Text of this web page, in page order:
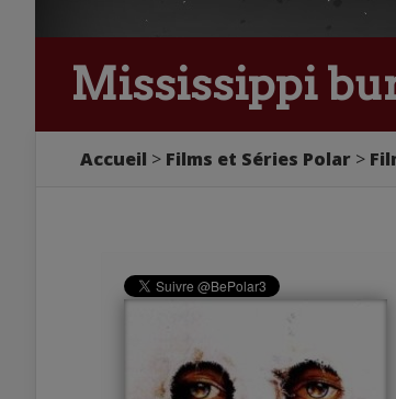
Mississippi
Accueil Films et Séries Polar